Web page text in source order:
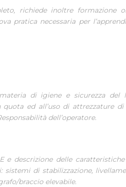
richiede inoltre formazione
pratica necessaria per
di igiene e sicurezza del
ed all’uso di attrezzature
dell’operatore.
e descrizione delle
di stabilizzazione,
braccio elevabile.